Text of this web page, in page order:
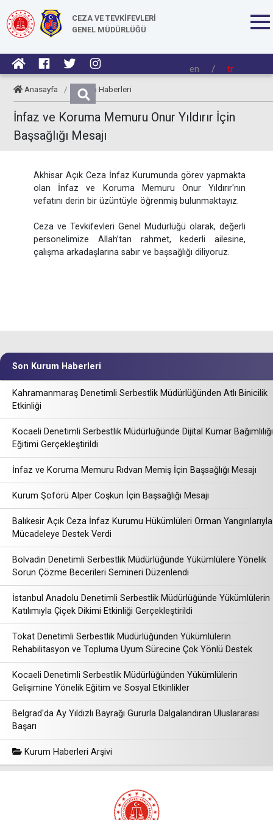
CEZA VE TEVKİFEVLERİ
GENEL MÜDÜRLÜĞÜ
en / tr
Anasayfa / Kurum Haberleri
İnfaz ve Koruma Memuru Onur Yıldırır İçin
Başsağlığı Mesajı
Akhisar Açık Ceza İnfaz Kurumunda görev yapmakta
olan İnfaz ve Koruma Memuru Onur Yıldırır'nın
vefatını derin bir üzüntüyle öğrenmiş bulunmaktayız.
Ceza ve Tevkifevleri Genel Müdürlüğü olarak, değerli
personelimize Allah’tan rahmet, kederli ailesine,
çalışma arkadaşlarına sabır ve başsağlığı diliyoruz.
Son Kurum Haberleri
Kahramanmaraş Denetimli Serbestlik Müdürlüğünden Atlı Binicilik
Etkinliği
Kocaeli Denetimli Serbestlik Müdürlüğünde Dijital Kumar Bağımlılığı
Eğitimi Gerçekleştirildi
İnfaz ve Koruma Memuru Rıdvan Memiş İçin Başsağlığı Mesajı
Kurum Şoförü Alper Coşkun İçin Başsağlığı Mesajı
Balıkesir Açık Ceza İnfaz Kurumu Hükümlüleri Orman Yangınlarıyla
Mücadeleye Destek Verdi
Bolvadin Denetimli Serbestlik Müdürlüğünde Yükümlülere Yönelik
Sorun Çözme Becerileri Semineri Düzenlendi
İstanbul Anadolu Denetimli Serbestlik Müdürlüğünde Yükümlülerin
Katılımıyla Çiçek Dikimi Etkinliği Gerçekleştirildi
Tokat Denetimli Serbestlik Müdürlüğünden Yükümlülerin
Rehabilitasyon ve Topluma Uyum Sürecine Çok Yönlü Destek
Kocaeli Denetimli Serbestlik Müdürlüğünden Yükümlülerin
Gelişimine Yönelik Eğitim ve Sosyal Etkinlikler
Belgrad'da Ay Yıldızlı Bayrağı Gururla Dalgalandıran Uluslararası
Başarı
Kurum Haberleri Arşivi